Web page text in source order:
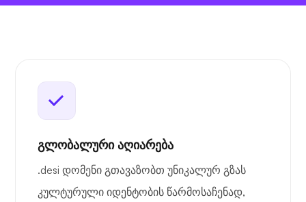
გლობალური აღიარება
.desi დომენი გთავაზობთ უნიკალურ გზას
კულტურული იდენტობის წარმოსაჩენად,